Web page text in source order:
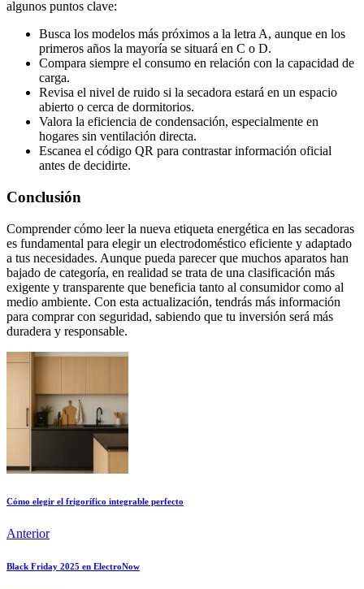
algunos puntos clave:
Busca los modelos más próximos a la letra A, aunque en los
primeros años la mayoría se situará en C o D.
Compara siempre el consumo en relación con la capacidad de
carga.
Revisa el nivel de ruido si la secadora estará en un espacio
abierto o cerca de dormitorios.
Valora la eficiencia de condensación, especialmente en
hogares sin ventilación directa.
Escanea el código QR para contrastar información oficial
antes de decidirte.
Conclusión
Comprender cómo leer la nueva etiqueta energética en las secadoras
es fundamental para elegir un electrodoméstico eficiente y adaptado
a tus necesidades. Aunque pueda parecer que muchos aparatos han
bajado de categoría, en realidad se trata de una clasificación más
exigente y transparente que beneficia tanto al consumidor como al
medio ambiente. Con esta actualización, tendrás más información
para comprar con seguridad, sabiendo que tu inversión será más
duradera y responsable.
Cómo elegir el frigorífico integrable perfecto
Anterior
Black Friday 2025 en ElectroNow